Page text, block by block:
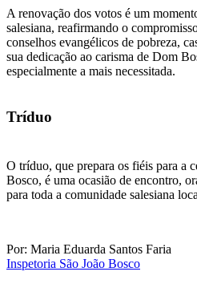
A renovação dos votos é um
salesiana, reafirmando o
conselhos evangélicos de pobreza,
sua dedicação ao carisma de Dom
especialmente a mais necessitada.
Tríduo
O tríduo, que prepara os fiéis para a
Bosco, é uma ocasião de encontro,
para toda a comunidade salesiana
Por: Maria Eduarda Santos Faria
Inspetoria São João Bosco